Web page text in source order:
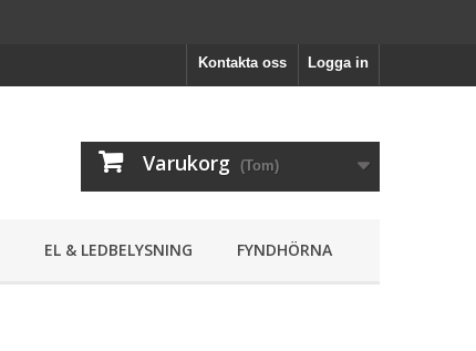
Logga in
Kontakta oss
Varukorg (Tom)
EL & LEDBELYSNING FYNDHÖRNA